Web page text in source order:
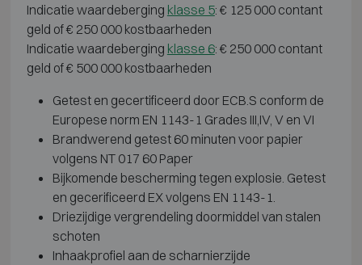
Indicatie waardeberging klasse 5: € 125 000 contant
geld of € 250 000 kostbaarheden
Indicatie waardeberging klasse 6: € 250 000 contant
geld of € 500 000 kostbaarheden
Getest en gecertificeerd door ECB.S conform de
Europese norm EN 1143-1 Grades III,IV, V en VI
Brandwerend getest 60 minuten voor papier
volgens NT 017 60 Paper
Bijkomende bescherming tegen explosie. Getest
en gecerificeerd EX volgens EN 1143-1.
Driezijdige vergrendeling doormiddel van stalen
schoten
Inhaakprofiel aan de scharnierzijde